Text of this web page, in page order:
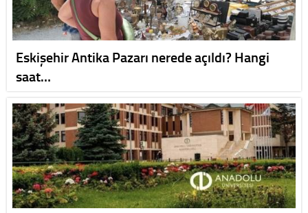
Eskişehir Antika Pazarı nerede açıldı? Hangi
saat…